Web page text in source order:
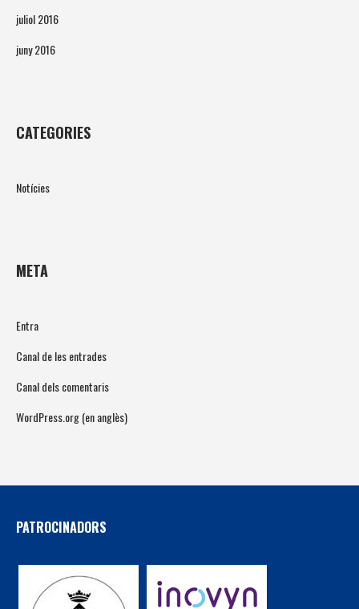
juliol 2016
juny 2016
CATEGORIES
Notícies
META
Entra
Canal de les entrades
Canal dels comentaris
WordPress.org (en anglès)
PATROCINADORS